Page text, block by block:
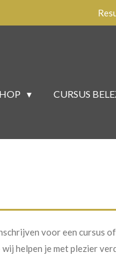
CURSUS
voor een cursus
helpen je met plezier